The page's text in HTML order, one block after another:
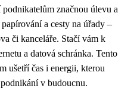
značnou úlevu a
a cesty na úřady –
či kanceláře. Stačí vám k
a datová schránka. Tento
ušetří čas i energii, kterou
v budoucnu.